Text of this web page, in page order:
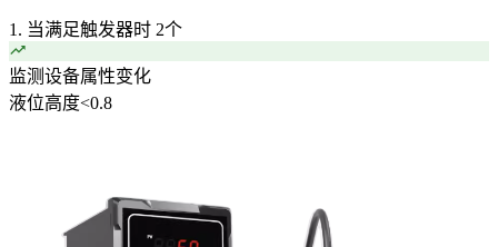
1. 当满足触发器时 2个
监测设备属性变化
液位高度<0.8